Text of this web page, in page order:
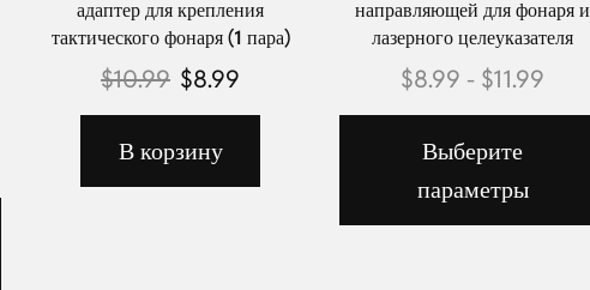
адаптер для крепления
тактического фонаря (1 пара)
$10.99 $8.99
В корзину
направляющей для фонаря и
лазерного целеуказателя
$8.99 - $11.99
Выберите
параметры